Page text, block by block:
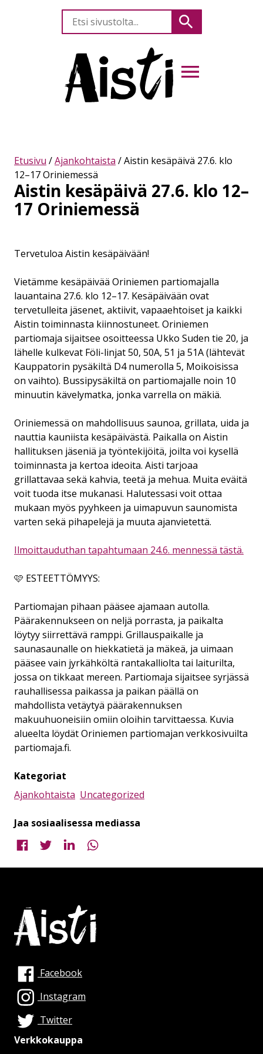
Etsi
sivustolta
Etusivu /Ajankohtaista /Aistin kesäpäivä 27.6. klo
12–17 Oriniemessä
Aistin kesäpäivä 27.6. klo 12–
17 Oriniemessä
Tervetuloa Aistin kesäpäivään!
Vietämme kesäpäivää Oriniemen partiomajalla
lauantaina 27.6. klo 12–17. Kesäpäivään ovat
tervetulleita jäsenet, aktiivit, vapaaehtoiset ja kaikki
Aistin toiminnasta kiinnostuneet. Oriniemen
partiomaja sijaitsee osoitteessa Ukko Suden tie 20, ja
lähelle kulkevat Föli-linjat 50, 50A, 51 ja 51A (lähtevät
Kauppatorin pysäkiltä D4 numerolla 5, Moikoisissa
on vaihto). Bussipysäkiltä on partiomajalle noin 10
minuutin kävelymatka, jonka varrella on mäkiä.
Oriniemessä on mahdollisuus saunoa, grillata, uida ja
nauttia kauniista kesäpäivästä. Paikalla on Aistin
hallituksen jäseniä ja työntekijöitä, joilta voi kysellä
toiminnasta ja kertoa ideoita. Aisti tarjoaa
grillattavaa sekä kahvia, teetä ja mehua. Muita eväitä
voit tuoda itse mukanasi. Halutessasi voit ottaa
mukaan myös pyyhkeen ja uimapuvun saunomista
varten sekä pihapelejä ja muuta ajanvietettä.
Ilmoittauduthan tapahtumaan 24.6. mennessä tästä.
🩷 ESTEETTÖMYYS:
Partiomajan pihaan pääsee ajamaan autolla.
Päärakennukseen on neljä porrasta, ja paikalta
löytyy siirrettävä ramppi. Grillauspaikalle ja
saunasaunalle on hiekkatietä ja mäkeä, ja uimaan
pääsee vain jyrkähköltä rantakalliolta tai laiturilta,
jossa on tikkaat mereen. Partiomaja sijaitsee syrjässä
rauhallisessa paikassa ja paikan päällä on
mahdollista vetäytyä päärakennuksen
makuuhuoneisiin omiin oloihin tarvittaessa. Kuvia
alueelta löydät Oriniemen partiomajan verkkosivuilta
partiomaja.fi.
Kategoriat
Ajankohtaista Uncategorized
Jaa sosiaalisessa mediassa
Jaa Facebookissa
Jaa TwitterissäJaa LinkedInissä
Facebook
Instagram
Twitter
Verkkokauppa